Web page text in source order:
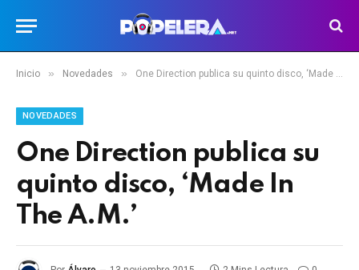
Inicio » Novedades » One Direction publica su quinto disco, ‘Made In The A.M.’
NOVEDADES
One Direction publica su
quinto disco, ‘Made In
The A.M.’